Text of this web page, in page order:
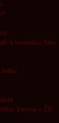
a kominíků Slov.
kamna v ČR